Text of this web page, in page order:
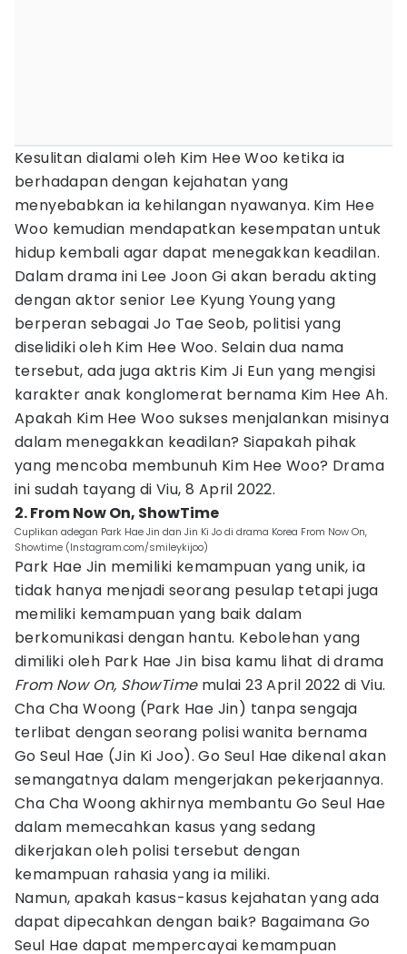
Kesulitan dialami oleh Kim Hee Woo ketika ia
berhadapan dengan kejahatan yang
menyebabkan ia kehilangan nyawanya. Kim Hee
Woo kemudian mendapatkan kesempatan untuk
hidup kembali agar dapat menegakkan keadilan.
Dalam drama ini Lee Joon Gi akan beradu akting
dengan aktor senior Lee Kyung Young yang
berperan sebagai Jo Tae Seob, politisi yang
diselidiki oleh Kim Hee Woo. Selain dua nama
tersebut, ada juga aktris Kim Ji Eun yang mengisi
karakter anak konglomerat bernama Kim Hee Ah.
Apakah Kim Hee Woo sukses menjalankan misinya
dalam menegakkan keadilan? Siapakah pihak
yang mencoba membunuh Kim Hee Woo? Drama
ini sudah tayang di Viu, 8 April 2022.
2. From Now On, ShowTime
Cuplikan adegan Park Hae Jin dan Jin Ki Jo di drama Korea From Now On,
Showtime (Instagram.com/smileykijoo)
Park Hae Jin memiliki kemampuan yang unik, ia
tidak hanya menjadi seorang pesulap tetapi juga
memiliki kemampuan yang baik dalam
berkomunikasi dengan hantu. Kebolehan yang
dimiliki oleh Park Hae Jin bisa kamu lihat di drama
From Now On, ShowTimemulai 23 April 2022 di Viu.
Cha Cha Woong (Park Hae Jin) tanpa sengaja
terlibat dengan seorang polisi wanita bernama
Go Seul Hae (Jin Ki Joo). Go Seul Hae dikenal akan
semangatnya dalam mengerjakan pekerjaannya.
Cha Cha Woong akhirnya membantu Go Seul Hae
dalam memecahkan kasus yang sedang
dikerjakan oleh polisi tersebut dengan
kemampuan rahasia yang ia miliki.
Namun, apakah kasus-kasus kejahatan yang ada
dapat dipecahkan dengan baik? Bagaimana Go
Seul Hae dapat mempercayai kemampuan